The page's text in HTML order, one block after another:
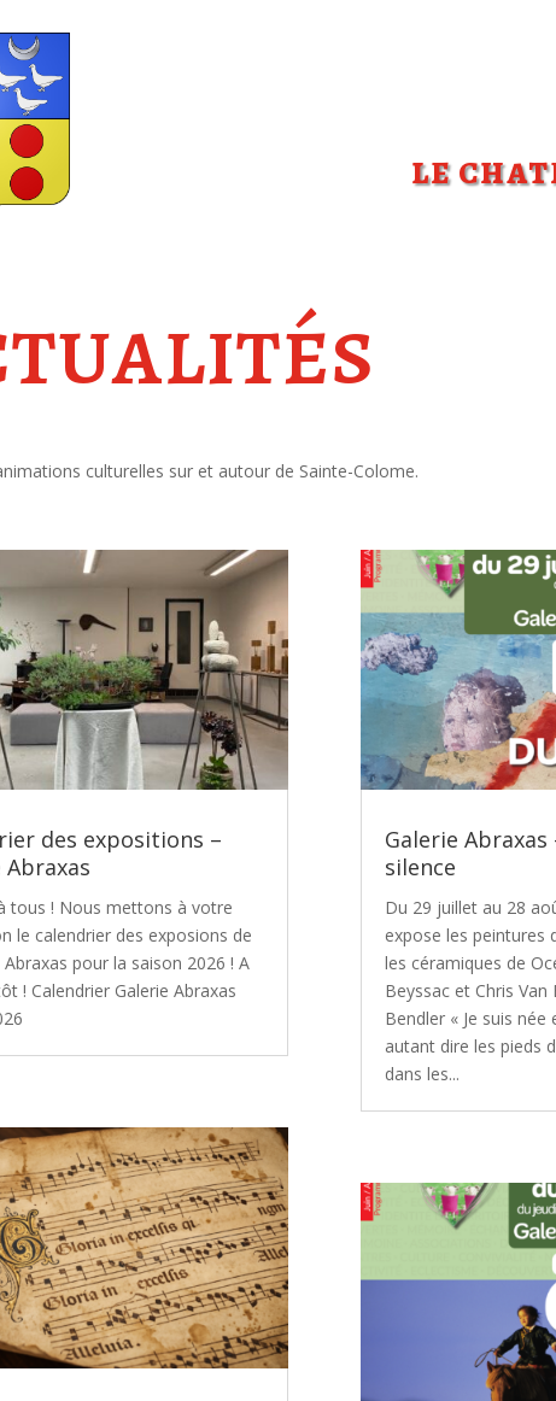
LE
culturelles sur et autour de Sainte-Colome.
des expositions –
Abraxas
tous ! Nous mettons à votre
le calendrier des exposions de
Abraxas pour la saison 2026 ! A
! Calendrier Galerie Abraxas
Galerie Abraxas
silence
Du 29 juillet au 28
expose les peintures
les céramiques de
Beyssac et Chris
Bendler « Je suis
autant dire les pieds
dans les...